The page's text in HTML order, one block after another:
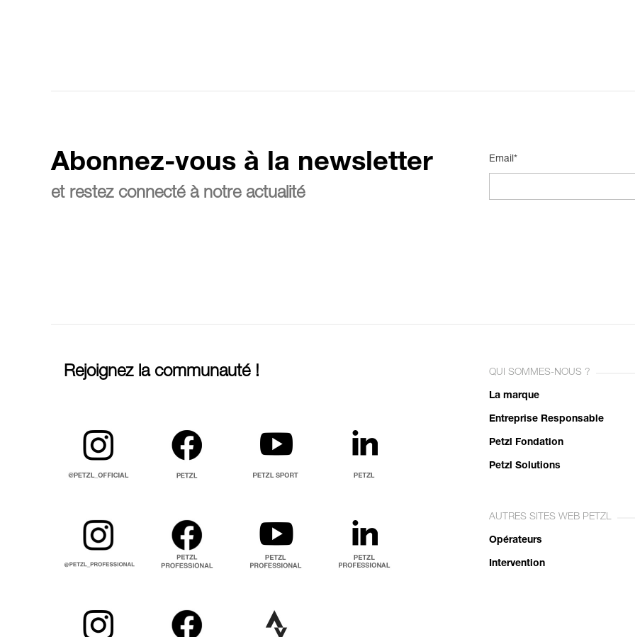
Abonnez-vous à la newsletter
et restez connecté à notre actualité
Email*
Rejoignez la communauté ! QUI SOMMES-NOUS ?
La marque
Entreprise Responsable
Petzl Fondation
Petzl Solutions
AUTRES SITES WEB PETZL
Opérateurs
Intervention